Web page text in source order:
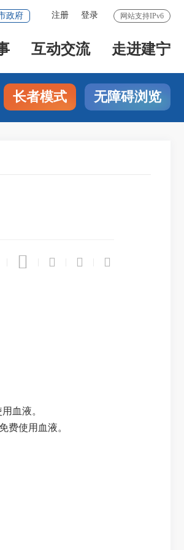
网站支持IPv6
注册 登录
政府
互动交流 走进建宁
长者模式 无障碍浏览
   
血液。
费使用血液。